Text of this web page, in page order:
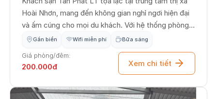
Hoài Nhơn, mang đến không gian nghỉ ngơi hiện đại
và ấm cúng cho mọi du khách. Với hệ thống phòng
nghỉ được trang bị đầy đủ tiện nghi, từ máy lạnh, wifi
cam kết cung cấp dịch vụ lưu trú chất lượng với
mức giá hợp lý, là điểm dừng chân lý tưởng cho
hành trình khám phá xứ Nẫu của bạn.
Gần biển Wifi miễn phí Bữa sáng
Giá phòng/đêm:
200.000đ Xem chi tiết